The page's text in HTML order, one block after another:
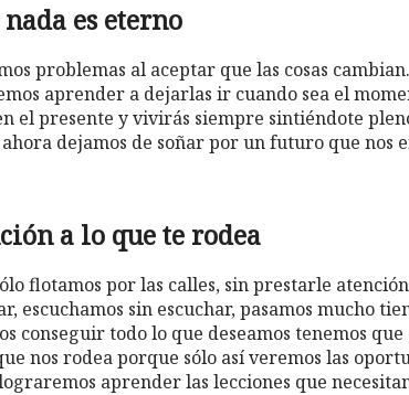
es eterno
problemas al aceptar que las cosas
aprender a dejarlas ir cuando sea el
el presente y vivirás siempre sintiéndote
dejamos de soñar por un futuro que nos
a lo que te rodea
flotamos por las calles, sin prestarle
escuchamos sin escuchar, pasamos mucho
conseguir todo lo que deseamos tenemos
nos rodea porque sólo así veremos las
aprender las lecciones que